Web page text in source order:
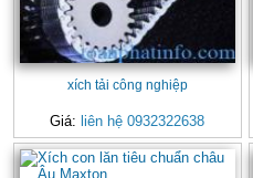
xích tải công nghiệp
Giá: liên hệ 0932322638